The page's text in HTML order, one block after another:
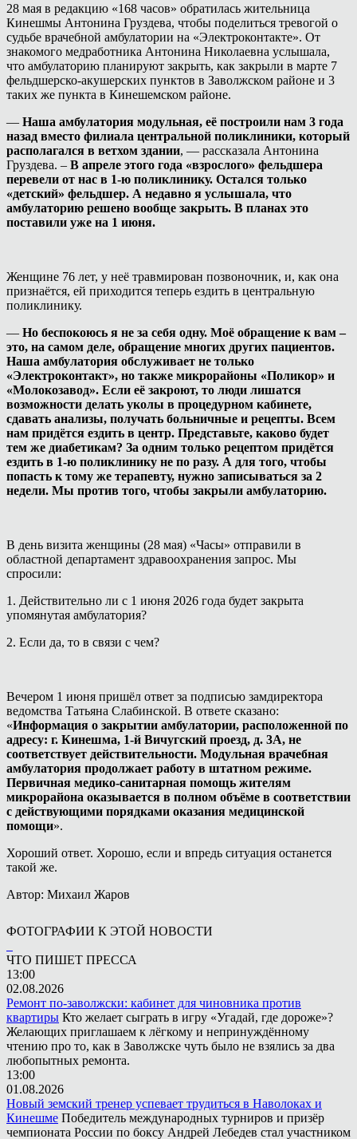
28 мая в редакцию «168 часов» обратилась жительница
Кинешмы Антонина Груздева, чтобы поделиться тревогой о
судьбе врачебной амбулатории на «Электроконтакте». От
знакомого медработника Антонина Николаевна услышала,
что амбулаторию планируют закрыть, как закрыли в марте 7
фельдшерско-акушерских пунктов в Заволжском районе и 3
таких же пункта в Кинешемском районе.
— Наша амбулатория модульная, её построили нам 3 года
назад вместо филиала центральной поликлиники, который
располагался в ветхом здании, — рассказала Антонина
Груздева. – В апреле этого года «взрослого» фельдшера
перевели от нас в 1-ю поликлинику. Остался только
«детский» фельдшер. А недавно я услышала, что
амбулаторию решено вообще закрыть. В планах это
поставили уже на 1 июня.
Женщине 76 лет, у неё травмирован позвоночник, и, как она
признаётся, ей приходится теперь ездить в центральную
поликлинику.
— Но беспокоюсь я не за себя одну. Моё обращение к вам –
это, на самом деле, обращение многих других пациентов.
Наша амбулатория обслуживает не только
«Электроконтакт», но также микрорайоны «Поликор» и
«Молокозавод». Если её закроют, то люди лишатся
возможности делать уколы в процедурном кабинете,
сдавать анализы, получать больничные и рецепты. Всем
нам придётся ездить в центр. Представьте, каково будет
тем же диабетикам? За одним только рецептом придётся
ездить в 1-ю поликлинику не по разу. А для того, чтобы
попасть к тому же терапевту, нужно записываться за 2
недели. Мы против того, чтобы закрыли амбулаторию.
В день визита женщины (28 мая) «Часы» отправили в
областной департамент здравоохранения запрос. Мы
спросили:
1. Действительно ли с 1 июня 2026 года будет закрыта
упомянутая амбулатория?
2. Если да, то в связи с чем?
Вечером 1 июня пришёл ответ за подписью замдиректора
ведомства Татьяна Слабинской. В ответе сказано:
«Информация о закрытии амбулатории, расположенной по
адресу: г. Кинешма, 1-й Вичугский проезд, д. 3А, не
соответствует действительности. Модульная врачебная
амбулатория продолжает работу в штатном режиме.
Первичная медико-санитарная помощь жителям
микрорайона оказывается в полном объёме в соответствии
с действующими порядками оказания медицинской
помощи».
Хороший ответ. Хорошо, если и впредь ситуация останется
такой же.
Автор: Михаил Жаров
ФОТОГРАФИИ К ЭТОЙ НОВОСТИ
ЧТО ПИШЕТ ПРЕССА
13:00
02.08.2026
Ремонт по-заволжски: кабинет для чиновника против
квартиры Кто желает сыграть в игру «Угадай, где дороже»?
Желающих приглашаем к лёгкому и непринуждённому
чтению про то, как в Заволжске чуть было не взялись за два
любопытных ремонта.
13:00
01.08.2026
Новый земский тренер успевает трудиться в Наволоках и
Кинешме Победитель международных турниров и призёр
чемпионата России по боксу Андрей Лебедев стал участником